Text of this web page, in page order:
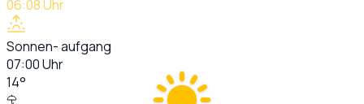
06:08Uhr
Sonnen- aufgang
07:00Uhr
14°